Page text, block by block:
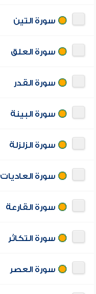
سورة التين
سورة العلق
سورة القدر
سورة البينة
سورة الزلزلة
سورة العاديات
سورة القارعة
سورة التكاثر
سورة العصر